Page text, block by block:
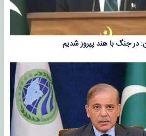
در جنگ با هند پیروز شدیم